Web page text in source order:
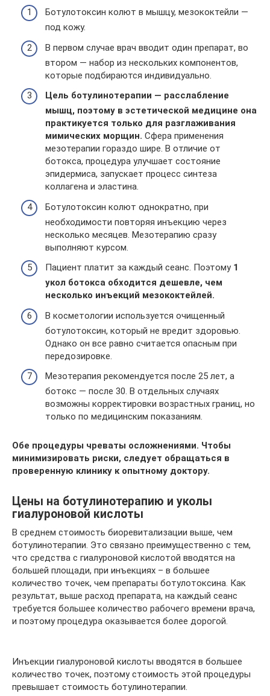
Ботулотоксин колют в мышцу, мезококтейли —
под кожу.
В первом случае врач вводит один препарат, во
втором — набор из нескольких компонентов,
которые подбираются индивидуально.
Цель ботулинотерапии — расслабление
мышц, поэтому в эстетической медицине она
практикуется только для разглаживания
мимических морщин. Сфера применения
мезотерапии гораздо шире. В отличие от
ботокса, процедура улучшает состояние
эпидермиса, запускает процесс синтеза
коллагена и эластина.
Ботулотоксин колют однократно, при
необходимости повторяя инъекцию через
несколько месяцев. Мезотерапию сразу
выполняют курсом.
Пациент платит за каждый сеанс. Поэтому 1
укол ботокса обходится дешевле, чем
несколько инъекций мезококтейлей.
В косметологии используется очищенный
ботулотоксин, который не вредит здоровью.
Однако он все равно считается опасным при
передозировке.
Мезотерапия рекомендуется после 25 лет, а
ботокс — после 30. В отдельных случаях
возможны корректировки возрастных границ, но
только по медицинским показаниям.
Обе процедуры чреваты осложнениями. Чтобы
минимизировать риски, следует обращаться в
проверенную клинику к опытному доктору.
Цены на ботулинотерапию и уколы
гиалуроновой кислоты
В среднем стоимость биоревитализации выше, чем
ботулинотерапии. Это связано преимущественно с тем,
что средства с гиалуроновой кислотой вводятся на
большей площади, при инъекциях – в большее
количество точек, чем препараты ботулотоксина. Как
результат, выше расход препарата, на каждый сеанс
требуется большее количество рабочего времени врача,
и поэтому процедура оказывается более дорогой.
Инъекции гиалуроновой кислоты вводятся в большее
количество точек, поэтому стоимость этой процедуры
превышает стоимость ботулинотерапии.